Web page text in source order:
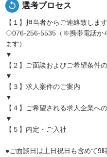
replay 選考プロセス
【１】担当者からご連絡致します
◇076-256-5535（※携帯電話か
ます）
▼
【２】ご面談およびご希望条件
▼
【３】求人案件のご案内
▼
【４】ご希望される求人企業へ
▼
【５】内定・ご入社
●ご面談日は土日祝日も含めて9